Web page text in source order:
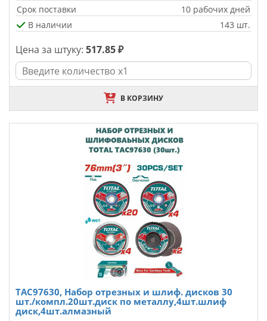
Срок поставки
10 рабочих дней
В наличии
143 шт.
Цена за штуку: 517.85 ₽
В КОРЗИНУ
TAC97630, Набор отрезных и шлиф. дисков 30
шт./компл.20шт.диск по металлу,4шт.шлиф
диск,4шт.алмазный